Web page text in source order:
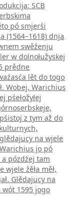
SCB
pó smjerśi
(1564–1618) dnja
swěźenju
w dolnołužyskej
prědne
lět do togo
Wobej, Warichius
pśełožyłej
z tym až do
na wjele
jo pó
pózdźej tam
wjele źěła měł,
Glědajucy na
1595 jogo